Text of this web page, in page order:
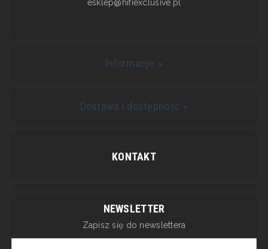
esklep@hifiexclusive.pl
Informacje
Dostawa i dostępność
KONTAKT
NEWSLETTER
Zapisz się do newslettera